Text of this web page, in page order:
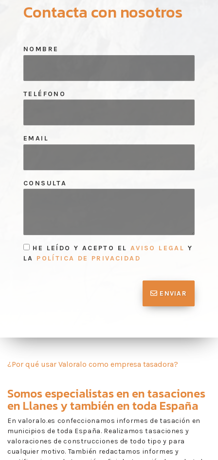
Contacta con nosotros
NOMBRE
TELÉFONO
EMAIL
CONSULTA
HE LEÍDO Y ACEPTO EL AVISO LEGAL Y
LA POLÍTICA DE PRIVACIDAD
ENVIAR
¿Por qué usar Valoralo como empresa tasadora?
Somos especialistas en entasaciones
en Llanesy también en toda España
En valoralo.es confeccionamos informes de tasación en
municipios de toda España. Realizamos tasaciones y
valoraciones de construcciones de todo tipo y para
cualquier motivo. También redactamos informes y